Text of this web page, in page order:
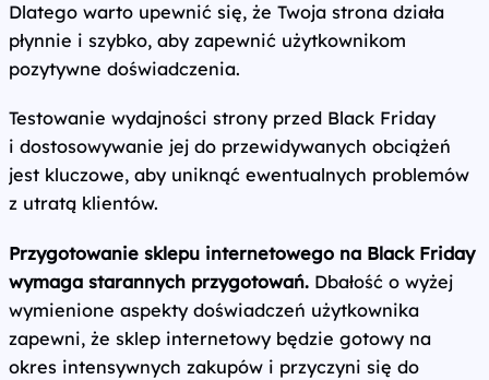
Dlatego warto upewnić się, że Twoja strona działa
płynnie i szybko, aby zapewnić użytkownikom
pozytywne doświadczenia.
Testowanie wydajności strony przed Black Friday
i dostosowywanie jej do przewidywanych obciążeń
jest kluczowe, aby uniknąć ewentualnych problemów
z utratą klientów.
Przygotowanie sklepu internetowego na Black Friday
wymaga starannych przygotowań. Dbałość o wyżej
wymienione aspekty doświadczeń użytkownika
zapewni, że sklep internetowy będzie gotowy na
okres intensywnych zakupów i przyczyni się do